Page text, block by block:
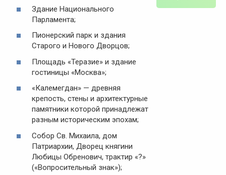
Здание Национального
Парламента;
Пионерский парк и здания
Старого и Нового Дворцов;
Площадь «Теразие» и здание
гостиницы «Москва»;
«Калемегдан» — древняя
крепость, стены и архитектурные
памятники которой принадлежат
разным историческим эпохам;
Собор Св. Михаила, дом
Патриархии, Дворец княгини
Любицы Обренович, трактир «?»
(«Вопросительный знак»);